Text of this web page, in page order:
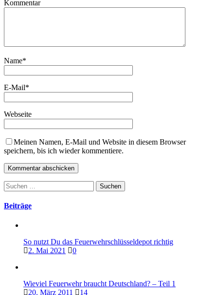
Kommentar
Name*
E-Mail*
Webseite
Meinen Namen, E-Mail und Website in diesem Browser
speichern, bis ich wieder kommentiere.
Suchen
nach:
Beiträge
So nutzt Du das Feuerwehrschlüsseldepot richtig
2. Mai 2021
0
Wieviel Feuerwehr braucht Deutschland? – Teil 1
20. März 2011
14